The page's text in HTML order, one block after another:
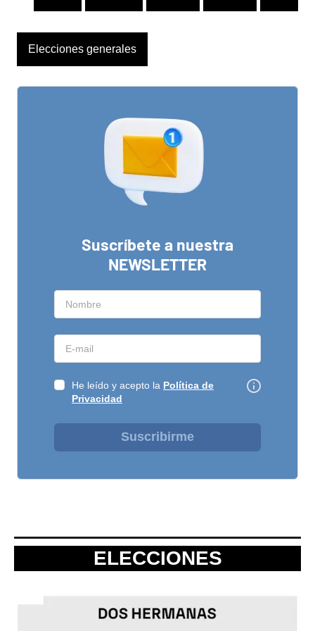
Elecciones generales
Suscríbete a nuestra
NEWSLETTER
He leído y acepto la Política de
Privacidad
Suscribirme
ELECCIONES